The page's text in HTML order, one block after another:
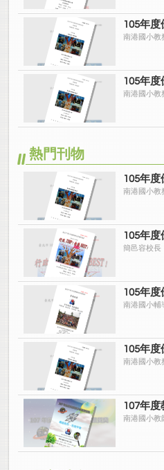
105年
南港國小教
105年
南港國小教
熱門刊物
105年
南港國小教
105年
簡邑容校長
105年
南港國小輔
105年
南港國小教
107年
南港國小教